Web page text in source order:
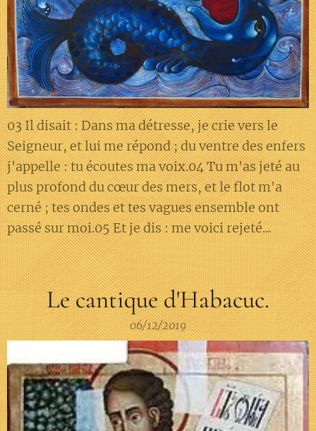
03 Il disait : Dans ma détresse, je crie vers le
Seigneur, et lui me répond ; du ventre des enfers
j'appelle : tu écoutes ma voix.04 Tu m'as jeté au
plus profond du cœur des mers, et le flot m'a
cerné ; tes ondes et tes vagues ensemble ont
passé sur moi.05 Et je dis : me voici rejeté...
Le cantique d'Habacuc.
06/12/2019